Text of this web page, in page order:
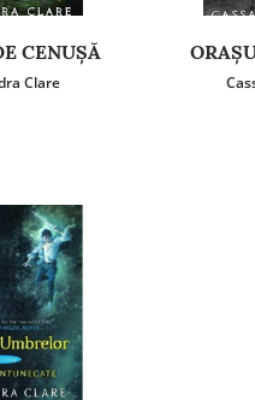
CENUŞĂ
Clare